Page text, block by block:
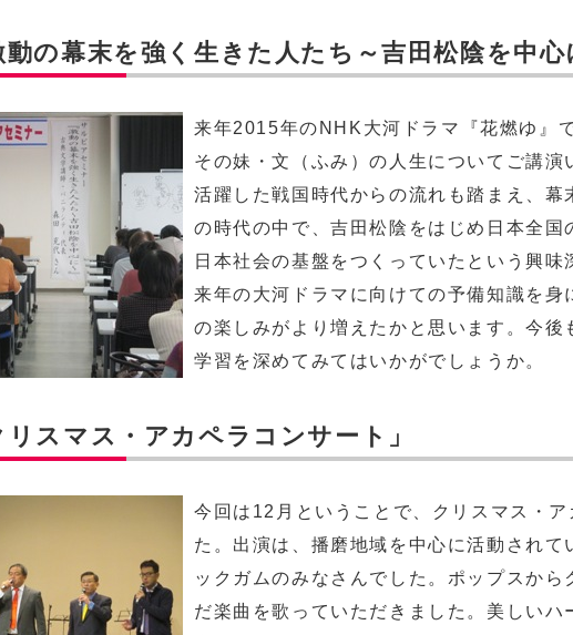
の幕末を強く生きた人たち～吉田松陰を中心
来年2015年のNHK大河ドラマ『花燃ゆ』
その妹・文（ふみ）の人生についてご講
活躍した戦国時代からの流れも踏まえ、
の時代の中で、吉田松陰をはじめ日本全
日本社会の基盤をつくっていたという興味
来年の大河ドラマに向けての予備知識を
の楽しみがより増えたかと思います。今
学習を深めてみてはいかがでしょうか。
スマス・アカペラコンサート」
今回は12月ということで、クリスマス・
た。出演は、播磨地域を中心に活動され
ックガムのみなさんでした。ポップスか
だ楽曲を歌っていただきました。美しいハ